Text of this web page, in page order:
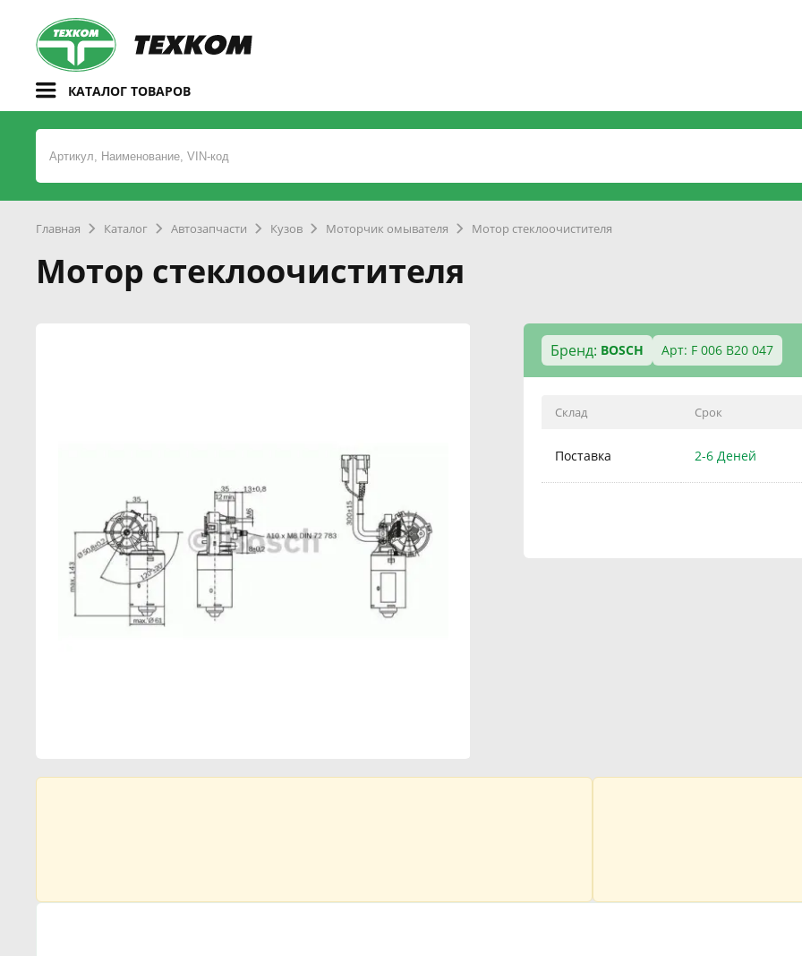
КАТАЛОГ ТОВАРОВ
Главная Каталог Автозапчасти Кузов Моторчик омывателя Мотор стеклоочистителя
Мотор стеклоочистителя
Бренд: BOSCH Арт: F 006 B20 047
Склад Срок
Поставка 2-6 Деней